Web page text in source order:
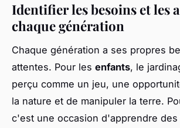
Identifier les besoins et les
chaque génération
Chaque génération a ses propres
attentes. Pour les enfants, le
perçu comme un jeu, une
la nature et de manipuler la terre.
c'est une occasion d'apprendre